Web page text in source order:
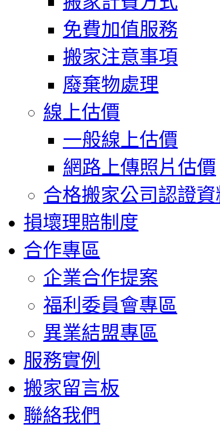
免費加值服務
搬家注意事項
廢棄物處理
線上估價
一般線上估價
網路上傳照片估價
合格搬家公司認證資
損壞理賠制度
合作專區
企業合作提案
福利委員會專區
異業結盟專區
服務實例
搬家留言板
聯絡我們